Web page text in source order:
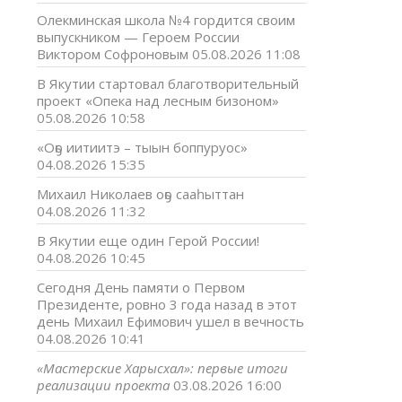
Олекминская школа №4 гордится своим
выпускником — Героем России
Виктором Софроновым 05.08.2026 11:08
В Якутии стартовал благотворительный
проект «Опека над лесным бизоном»
05.08.2026 10:58
«Оҕо иитиитэ – тыын боппуруос»
04.08.2026 15:35
Михаил Николаев оҕо сааһыттан
04.08.2026 11:32
В Якутии еще один Герой России!
04.08.2026 10:45
Сегодня День памяти о Первом
Президенте, ровно 3 года назад в этот
день Михаил Ефимович ушел в вечность
04.08.2026 10:41
«Мастерские Харысхал»: первые итоги
реализации проекта 03.08.2026 16:00